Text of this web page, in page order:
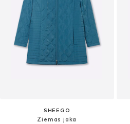
SHEEGO
Ziemas jaka